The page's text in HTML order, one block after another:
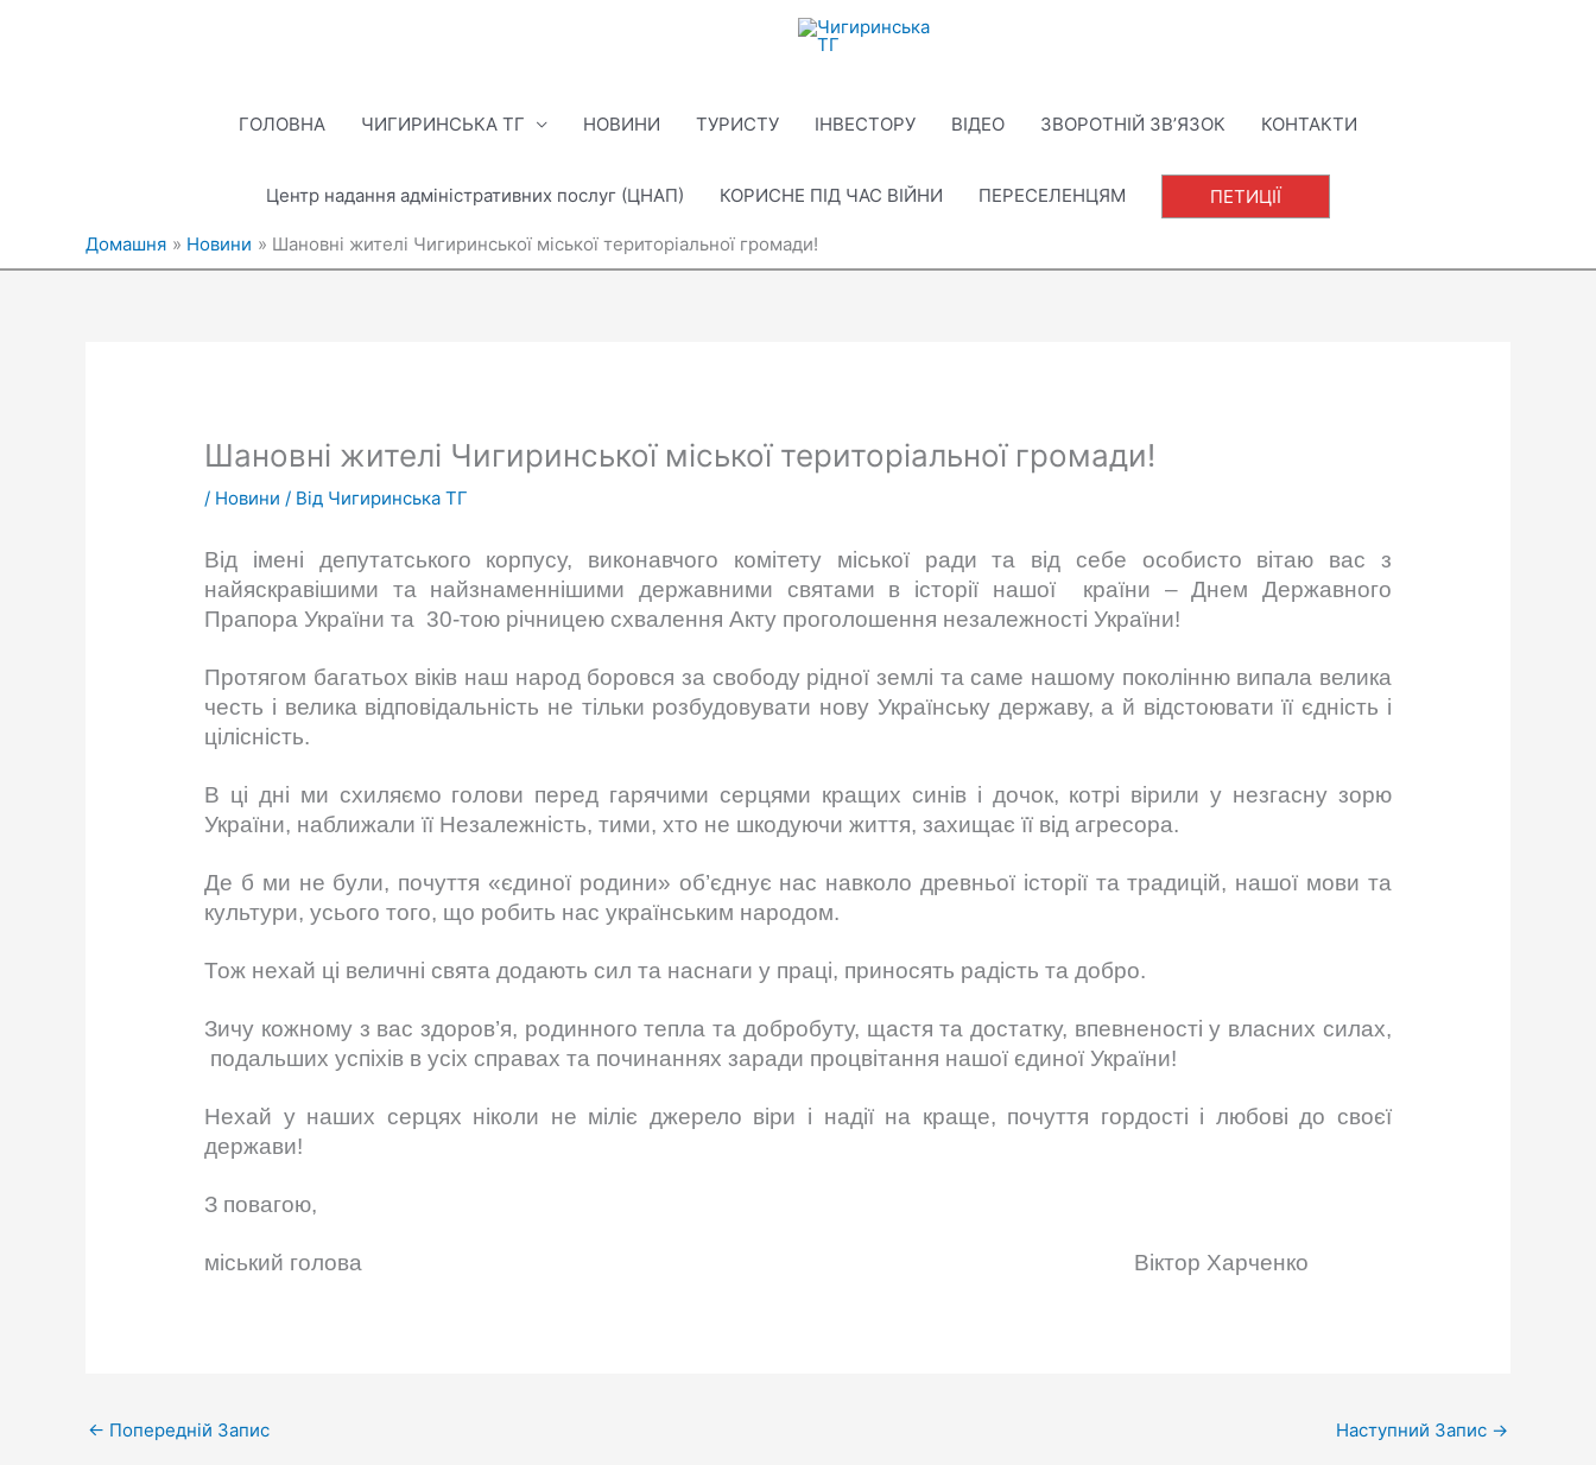
ГОЛОВНА ЧИГИРИНСЬКА ТГ НОВИНИ ТУРИСТУ ІНВЕСТОРУ ВІДЕО ЗВОРОТНІЙ ЗВ’ЯЗОК КОНТАКТИ
Центр надання адміністративних послуг (ЦНАП) КОРИСНЕ ПІД ЧАС ВІЙНИ ПЕРЕСЕЛЕНЦЯМ ПЕТИЦІЇ
Домашня Новини Шановні жителі Чигиринської міської територіальної громади!
Шановні жителі Чигиринської міської територіальної громади!
/ Новини / Від Чигиринська ТГ
Від імені депутатського корпусу, виконавчого комітету міської ради та від себе особисто вітаю вас з
найяскравішими та найзнаменнішими державними святами в історії нашої країни – Днем Державного
Прапора України та 30-тою річницею схвалення Акту проголошення незалежності України!
Протягом багатьох віків наш народ боровся за свободу рідної землі та саме нашому поколінню випала велика
честь і велика відповідальність не тільки розбудовувати нову Українську державу, а й відстоювати її єдність і
цілісність.
В ці дні ми схиляємо голови перед гарячими серцями кращих синів і дочок, котрі вірили у незгасну зорю
України, наближали її Незалежність, тими, хто не шкодуючи життя, захищає її від агресора.
Де б ми не були, почуття «єдиної родини» об’єднує нас навколо древньої історії та традицій, нашої мови та
культури, усього того, що робить нас українським народом.
Тож нехай ці величні свята додають сил та наснаги у праці, приносять радість та добро.
Зичу кожному з вас здоров’я, родинного тепла та добробуту, щастя та достатку, впевненості у власних силах,
подальших успіхів в усіх справах та починаннях заради процвітання нашої єдиної України!
Нехай у наших серцях ніколи не міліє джерело віри і надії на краще, почуття гордості і любові до своєї
держави!
З повагою,
міський голова Віктор Харченко
← Попередній Запис Наступний Запис →